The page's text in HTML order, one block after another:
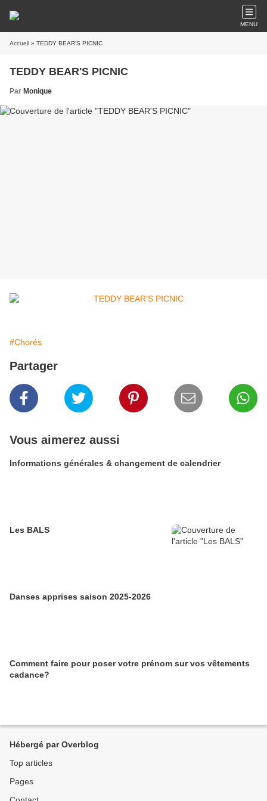
MENU
Accueil » TEDDY BEAR'S PICNIC
TEDDY BEAR'S PICNIC
Par Monique
#Chorés
Partager
Vous aimerez aussi
Informations générales & changement de calendrier
Les BALS
Danses apprises saison 2025-2026
Comment faire pour poser votre prénom sur vos vêtements
cadance?
Hébergé par Overblog
Top articles
Pages